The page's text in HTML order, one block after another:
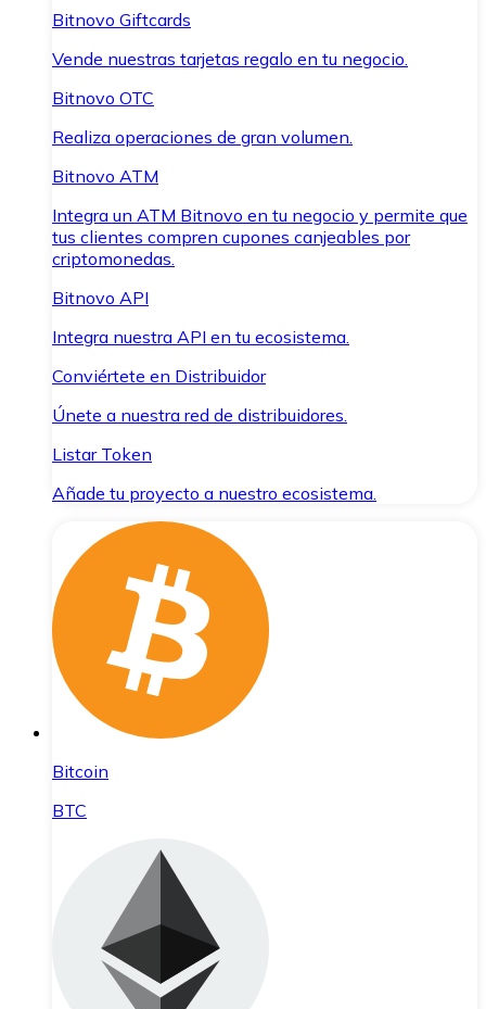
Bitnovo Giftcards
Vende nuestras tarjetas regalo en tu negocio.
Bitnovo OTC
Realiza operaciones de gran volumen.
Bitnovo ATM
Integra un ATM Bitnovo en tu negocio y permite que
tus clientes compren cupones canjeables por
criptomonedas.
Bitnovo API
Integra nuestra API en tu ecosistema.
Conviértete en Distribuidor
Únete a nuestra red de distribuidores.
Listar Token
Añade tu proyecto a nuestro ecosistema.
Bitcoin
BTC